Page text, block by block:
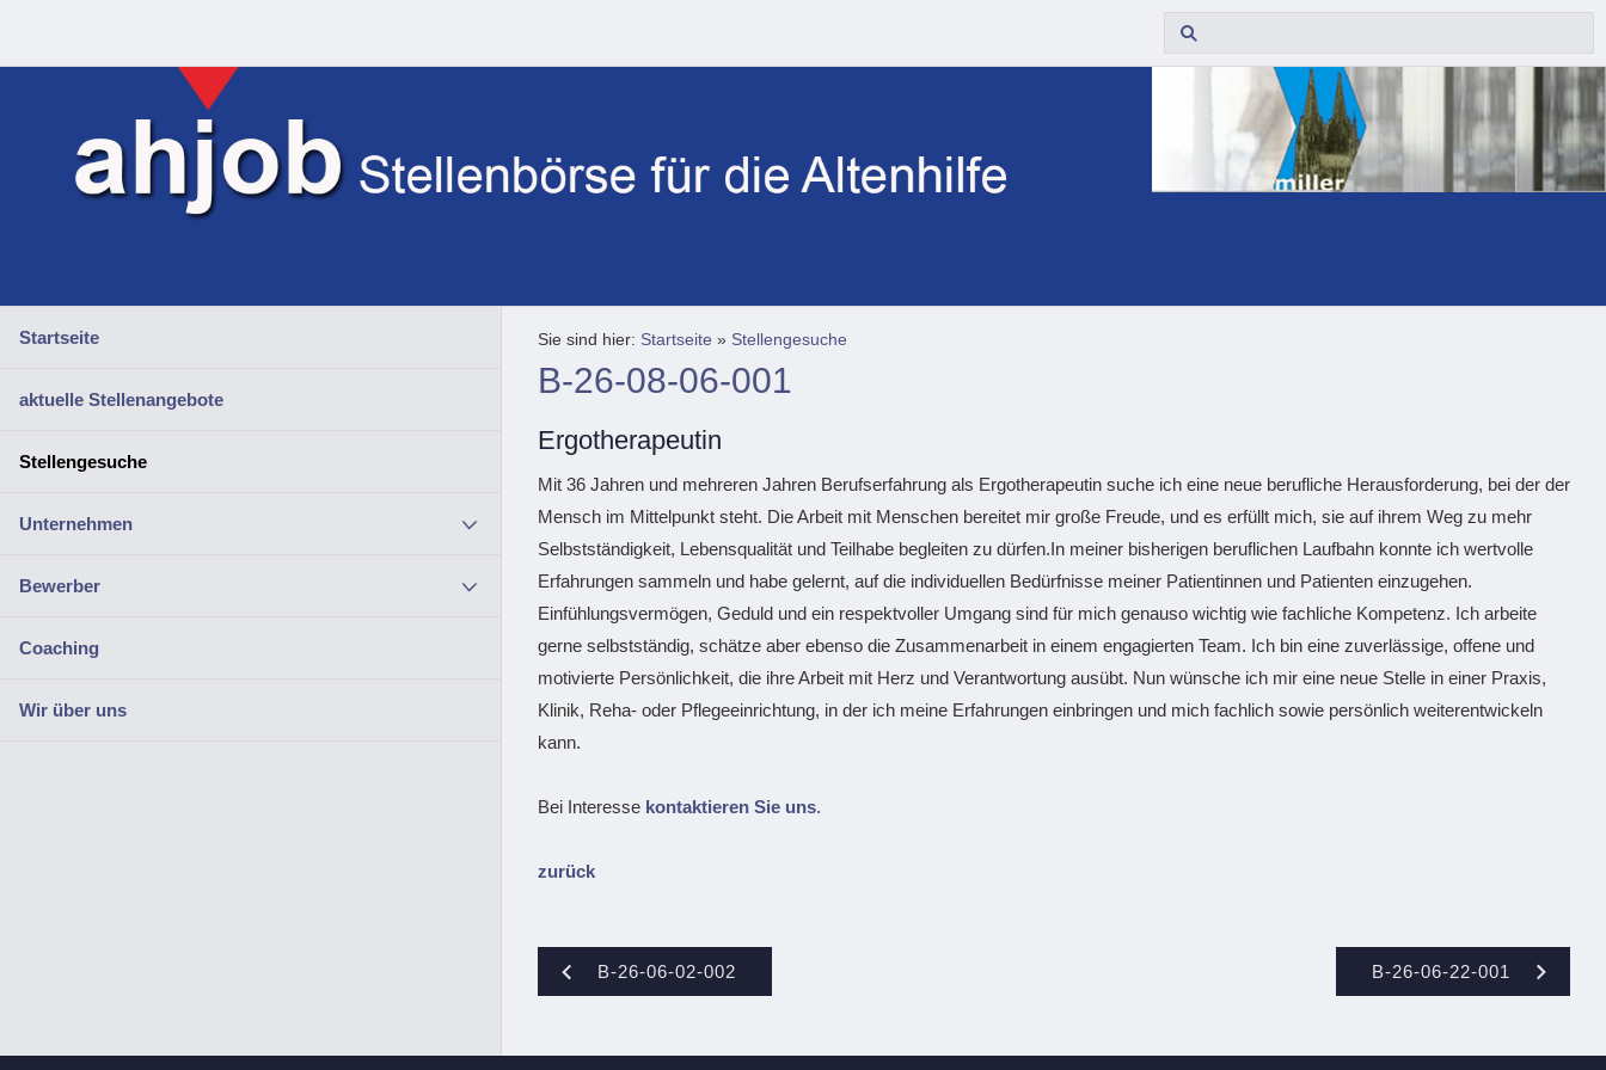
Startseite
aktuelle Stellenangebote
Stellengesuche
Unternehmen
Bewerber
Coaching
Wir über uns
Sie sind hier: Startseite » Stellengesuche
B-26-08-06-001
Ergotherapeutin
Mit 36 Jahren und mehreren Jahren Berufserfahrung als Ergotherapeutin suche ich eine neue berufliche Herausforderung, bei der der
Mensch im Mittelpunkt steht. Die Arbeit mit Menschen bereitet mir große Freude, und es erfüllt mich, sie auf ihrem Weg zu mehr
Selbstständigkeit, Lebensqualität und Teilhabe begleiten zu dürfen.In meiner bisherigen beruflichen Laufbahn konnte ich wertvolle
Erfahrungen sammeln und habe gelernt, auf die individuellen Bedürfnisse meiner Patientinnen und Patienten einzugehen.
Einfühlungsvermögen, Geduld und ein respektvoller Umgang sind für mich genauso wichtig wie fachliche Kompetenz. Ich arbeite
gerne selbstständig, schätze aber ebenso die Zusammenarbeit in einem engagierten Team. Ich bin eine zuverlässige, offene und
motivierte Persönlichkeit, die ihre Arbeit mit Herz und Verantwortung ausübt. Nun wünsche ich mir eine neue Stelle in einer Praxis,
Klinik, Reha- oder Pflegeeinrichtung, in der ich meine Erfahrungen einbringen und mich fachlich sowie persönlich weiterentwickeln
kann.
Bei Interesse kontaktieren Sie uns.
zurück
B-26-06-02-002 B-26-06-22-001